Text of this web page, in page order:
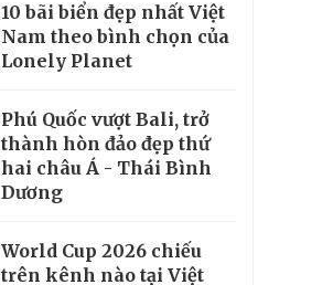
10 bãi biển đẹp nhất Việt
Nam theo bình chọn của
Lonely Planet
Phú Quốc vượt Bali, trở
thành hòn đảo đẹp thứ
hai châu Á - Thái Bình
Dương
World Cup 2026 chiếu
trên kênh nào tại Việt